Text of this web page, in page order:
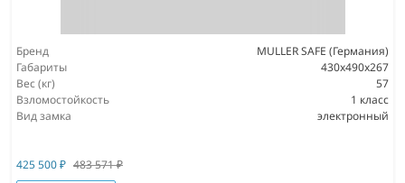
Бренд
MULLER SAFE (Германия)
Габариты
430x490x267
Вес (кг)
57
Взломостойкость
1 класс
Вид замка
электронный
425 500₽ 483 571₽